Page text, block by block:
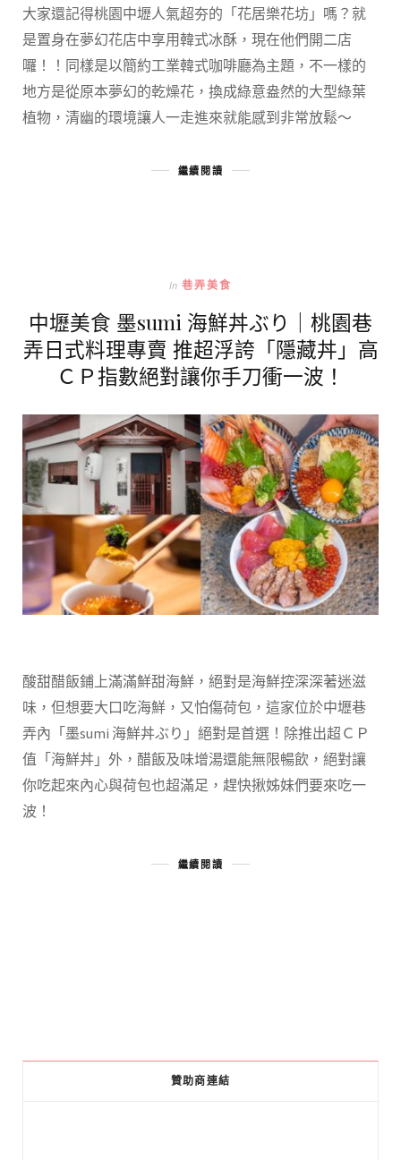
大家還記得桃園中壢人氣超夯的「花居樂花坊」嗎？就
是置身在夢幻花店中享用韓式冰酥，現在他們開二店
囉！！同樣是以簡約工業韓式咖啡廳為主題，不一樣的
地方是從原本夢幻的乾燥花，換成綠意盎然的大型綠葉
植物，清幽的環境讓人一走進來就能感到非常放鬆～
繼續閱讀
In 巷弄美食
中壢美食 墨sumi 海鮮丼ぶり｜桃園巷
弄日式料理專賣 推超浮誇「隱藏丼」高
ＣＰ指數絕對讓你手刀衝一波！
酸甜醋飯鋪上滿滿鮮甜海鮮，絕對是海鮮控深深著迷滋
味，但想要大口吃海鮮，又怕傷荷包，這家位於中壢巷
弄內「墨sumi 海鮮丼ぶり」絕對是首選！除推出超ＣＰ
值「海鮮丼」外，醋飯及味增湯還能無限暢飲，絕對讓
你吃起來內心與荷包也超滿足，趕快揪姊妹們要來吃一
波！
繼續閱讀
贊助商連結